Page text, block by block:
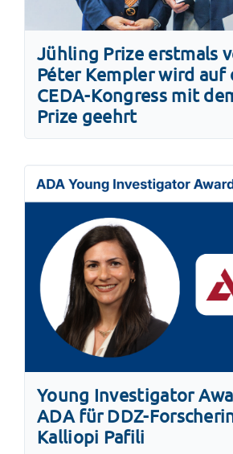
Jühling Prize erstmals
Péter Kempler wird auf
CEDA-Kongress mit
Prize geehrt
Young Investigator
ADA für DDZ-
Kalliopi Pafili